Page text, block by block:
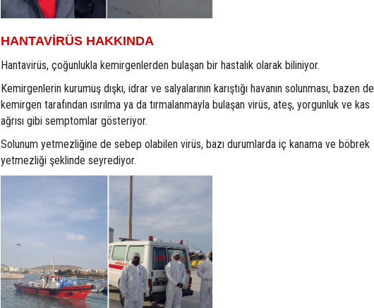
HANTAVİRÜS HAKKINDA
Hantavirüs, çoğunlukla kemirgenlerden bulaşan bir hastalık olarak biliniyor.
Kemirgenlerin kurumuş dışkı, idrar ve salyalarının karıştığı havanın solunması, bazen de
kemirgen tarafından ısırılma ya da tırmalanmayla bulaşan virüs, ateş, yorgunluk ve kas
ağrısı gibi semptomlar gösteriyor.
Solunum yetmezliğine de sebep olabilen virüs, bazı durumlarda iç kanama ve böbrek
yetmezliği şeklinde seyrediyor.